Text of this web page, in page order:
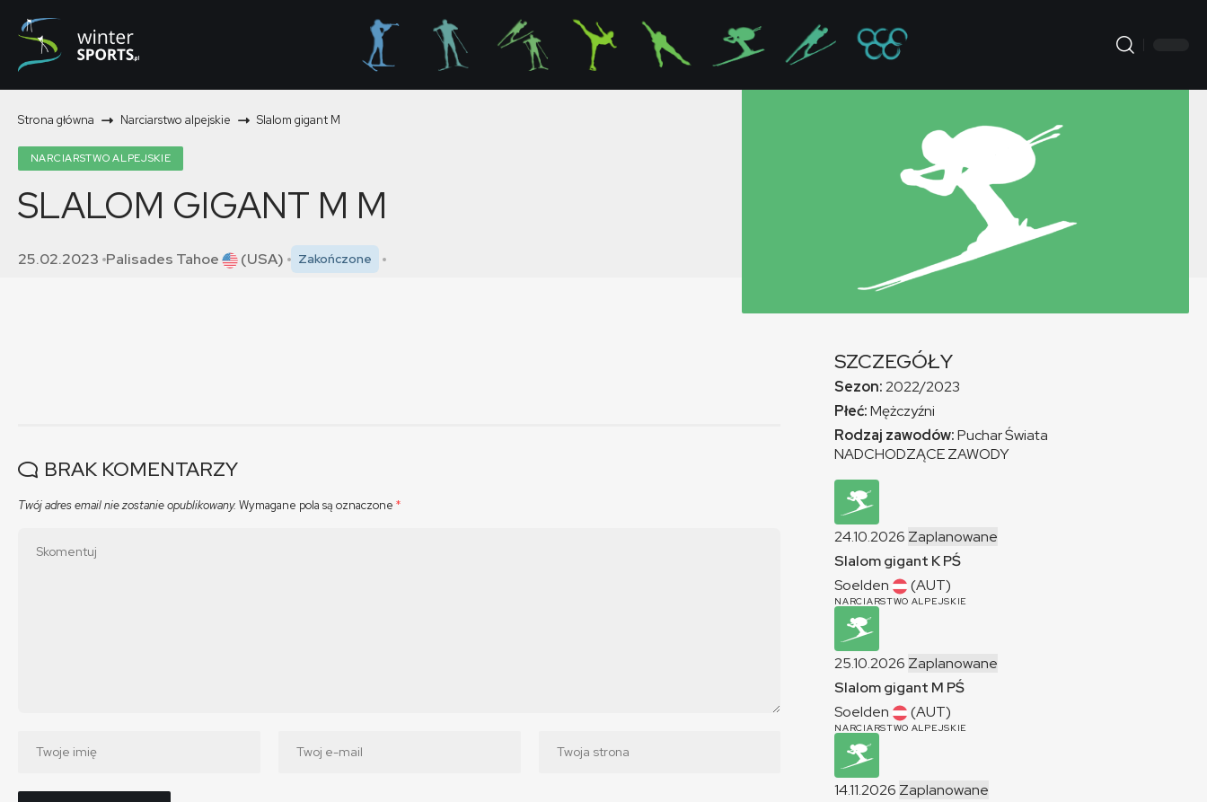
Strona główna Narciarstwo alpejskie Slalom gigant M
NARCIARSTWO ALPEJSKIE
SLALOM GIGANT M M
25.02.2023 Palisades Tahoe (USA) Zakończone
BRAK KOMENTARZY
Twój adres email nie zostanie opublikowany. Wymagane pola są oznaczone *
SZCZEGÓŁY
Sezon:2022/2023
Płeć:Mężczyźni
Rodzaj zawodów:Puchar Świata
NADCHODZĄCE ZAWODY
24.10.2026 Zaplanowane
Slalom gigant KPŚ
Soelden
(AUT)
NARCIARSTWO ALPEJSKIE
25.10.2026 Zaplanowane
Slalom gigant M PŚ
Soelden
(AUT)
NARCIARSTWO ALPEJSKIE
14.11.2026 Zaplanowane